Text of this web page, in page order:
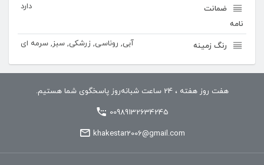
ضمانت
نامه
دارد
رنگ زمینه آبی, روناسی, زرشکی, سبز, سرمه ای
هفت روز هفته ، 24 ساعت شبانه‌روز پاسخگوی شما هستیم.
00989132634245
khakestar2006@gmail.com